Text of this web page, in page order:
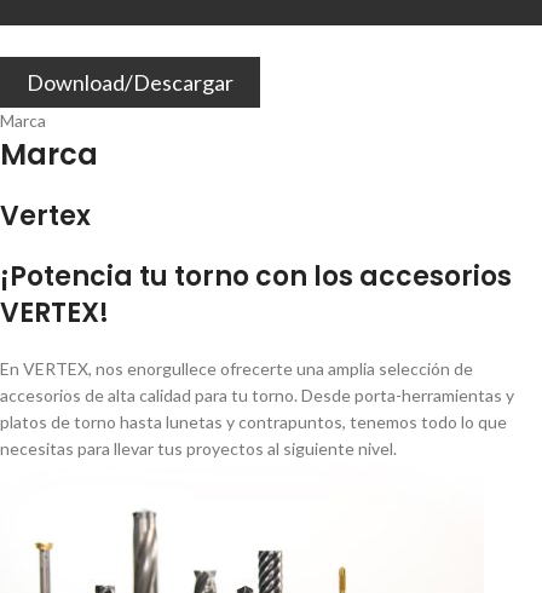
Download/Descargar
Marca
Marca
Vertex
¡Potencia tu torno con los accesorios
VERTEX!
En VERTEX, nos enorgullece ofrecerte una amplia selección de
accesorios de alta calidad para tu torno. Desde porta-herramientas y
platos de torno hasta lunetas y contrapuntos, tenemos todo lo que
necesitas para llevar tus proyectos al siguiente nivel.